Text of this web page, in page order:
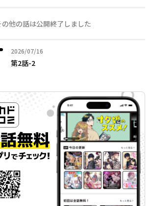
の他の話は公開終了しました
2026/07/16
2026年07月16日
第2話-2